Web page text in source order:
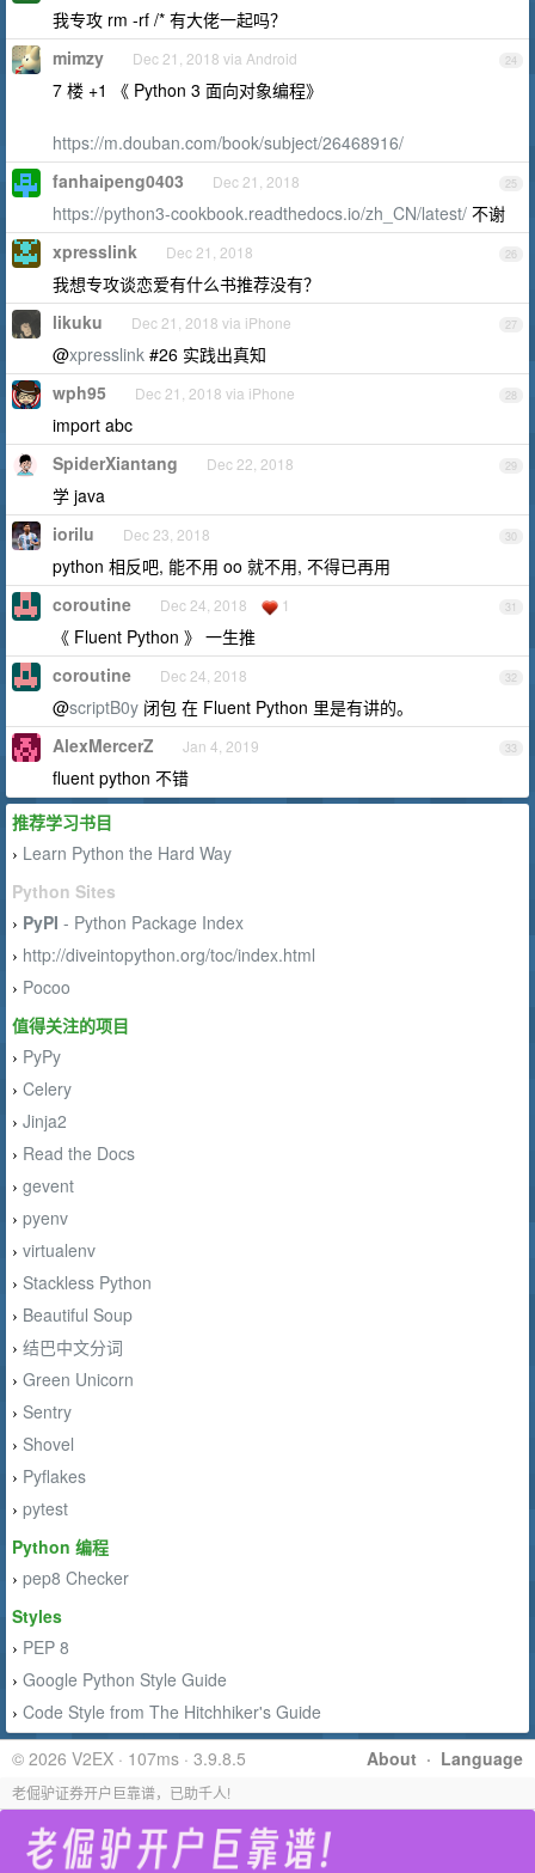
我专攻 rm -rf /* 有大佬一起吗？
24
mimzy Dec 21, 2018 via Android
7 楼 +1 《 Python 3 面向对象编程》
https://m.douban.com/book/subject/26468916/
25
fanhaipeng0403 Dec 21, 2018
https://python3-cookbook.readthedocs.io/zh_CN/latest/ 不谢
26
xpresslink Dec 21, 2018
我想专攻谈恋爱有什么书推荐没有？
27
likuku Dec 21, 2018 via iPhone
@xpresslink #26 实践出真知
28
wph95 Dec 21, 2018 via iPhone
import abc
29
SpiderXiantang Dec 22, 2018
学 java
30
iorilu Dec 23, 2018
python 相反吧, 能不用 oo 就不用, 不得已再用
31
coroutine Dec 24, 2018 1
《 Fluent Python 》 一生推
32
coroutine Dec 24, 2018
@scriptB0y 闭包 在 Fluent Python 里是有讲的。
33
AlexMercerZ Jan 4, 2019
fluent python 不错
推荐学习书目
› Learn Python the Hard Way
Python Sites
› PyPI - Python Package Index
› http://diveintopython.org/toc/index.html
› Pocoo
值得关注的项目
› PyPy
› Celery
› Jinja2
› Read the Docs
› gevent
› pyenv
› virtualenv
› Stackless Python
› Beautiful Soup
› 结巴中文分词
› Green Unicorn
› Sentry
› Shovel
› Pyflakes
› pytest
Python 编程
› pep8 Checker
Styles
› PEP 8
› Google Python Style Guide
› Code Style from The Hitchhiker's Guide
About · Language
© 2026 V2EX · 107ms · 3.9.8.5
老倔驴证券开户巨靠谱，已助千人!